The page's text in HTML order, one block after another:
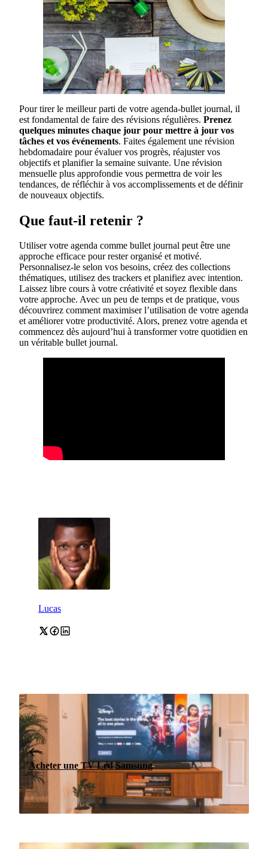
Pour tirer le meilleur parti de votre agenda-bullet journal, il
est fondamental de faire des révisions régulières. Prenez
quelques minutes chaque jour pour mettre à jour vos
tâches et vos événements. Faites également une révision
hebdomadaire pour évaluer vos progrès, réajuster vos
objectifs et planifier la semaine suivante. Une révision
mensuelle plus approfondie vous permettra de voir les
tendances, de réfléchir à vos accomplissements et de définir
de nouveaux objectifs.
Que faut-il retenir ?
Utiliser votre agenda comme bullet journal peut être une
approche efficace pour rester organisé et motivé.
Personnalisez-le selon vos besoins, créez des collections
thématiques, utilisez des trackers et planifiez avec intention.
Laissez libre cours à votre créativité et soyez flexible dans
votre approche. Avec un peu de temps et de pratique, vous
découvrirez comment maximiser l’utilisation de votre agenda
et améliorer votre productivité. Alors, prenez votre agenda et
commencez dès aujourd’hui à transformer votre quotidien en
un véritable bullet journal.
Lucas
Acheter une TV Led Samsung